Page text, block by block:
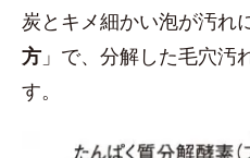
炭とキメ細かい泡が汚れ
方 」で、分解した毛穴汚
す。